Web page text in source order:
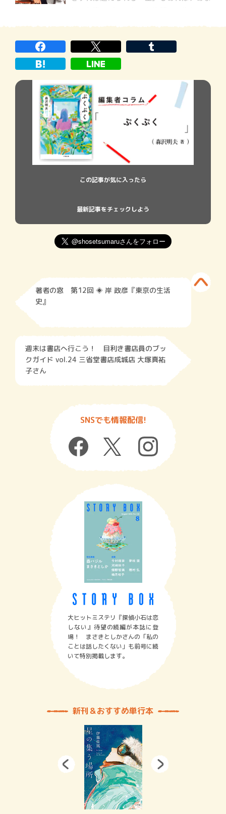
れた「環境」というやつかも知れません。
たとえば、どんな親のもとに […]
この記事が気に入ったら
最新記事をチェックしよう
著者の窓 第12回 ◈ 岸 政彦『東京の生活
史』
週末は書店へ行こう！ 目利き書店員のブッ
クガイド vol.24 三省堂書店成城店 大塚真祐
子さん
SNSでも情報配信!
大ヒットミステリ『探偵小石は恋
しない』待望の続編が本誌に登
場！ まさきとしかさんの「私の
ことは話したくない」も前号に続
いて特別掲載します。
新刊＆おすすめ単行本